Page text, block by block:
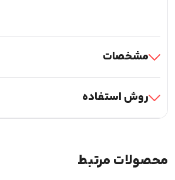
مشخصات
روش استفاده
محصولات مرتبط